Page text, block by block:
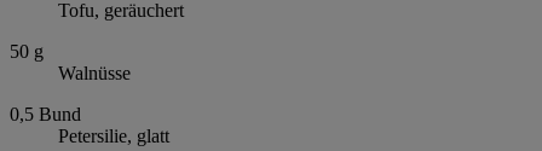
Tofu, geräuchert
50 g
Walnüsse
0,5 Bund
Petersilie, glatt